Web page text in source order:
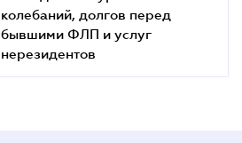
колебаний, долгов перед
бывшими ФЛП и услуг
нерезидентов